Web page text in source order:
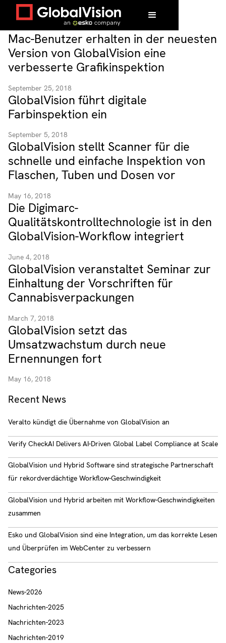
Mac-Benutzer erhalten in der neuesten
Version von GlobalVision eine
verbesserte Grafikinspektion
September 25, 2018
GlobalVision führt digitale
Farbinspektion ein
September 5, 2018
GlobalVision stellt Scanner für die
schnelle und einfache Inspektion von
Flaschen, Tuben und Dosen vor
May 16, 2018
Die Digimarc-
Qualitätskontrolltechnologie ist in den
GlobalVision-Workflow integriert
June 4, 2018
GlobalVision veranstaltet Seminar zur
Einhaltung der Vorschriften für
Cannabisverpackungen
March 7, 2018
GlobalVision setzt das
Umsatzwachstum durch neue
Ernennungen fort
May 16, 2018
Recent News
Veralto kündigt die Übernahme von GlobalVision an
Verify CheckAI Delivers AI-Driven Global Label Compliance at Scale
GlobalVision und Hybrid Software sind strategische Partnerschaft
für rekordverdächtige Workflow-Geschwindigkeit
GlobalVision und Hybrid arbeiten mit Workflow-Geschwindigkeiten
zusammen
Esko und GlobalVision sind eine Integration, um das korrekte Lesen
und Überprüfen im WebCenter zu verbessern
Categories
News-2026
Nachrichten-2025
Nachrichten-2023
Nachrichten-2019